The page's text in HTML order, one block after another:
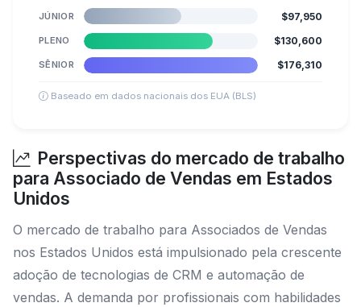
JÚNIOR $97,950
PLENO $130,600
SÊNIOR $176,310
Baseado em dados nacionais dos EUA (BLS)
Perspectivas do mercado de trabalho
para Associado de Vendas em Estados
Unidos
O mercado de trabalho para Associados de Vendas
nos Estados Unidos está impulsionado pela crescente
adoção de tecnologias de CRM e automação de
vendas. A demanda por profissionais com habilidades